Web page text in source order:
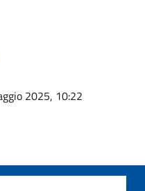
2025, 10:22